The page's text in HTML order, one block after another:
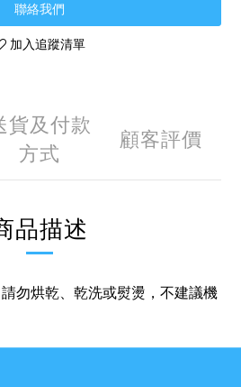
聯絡我們
加入追蹤清單
貨及付款
方式
顧客評價
品描述
勿烘乾、乾洗或熨燙，不建議機